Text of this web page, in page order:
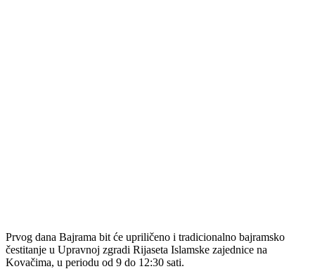
Prvog dana Bajrama bit će upriličeno i tradicionalno bajramsko
čestitanje u Upravnoj zgradi Rijaseta Islamske zajednice na
Kovačima, u periodu od 9 do 12:30 sati.